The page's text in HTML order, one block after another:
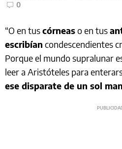
0
“O en tuscórneaso en tus
escribían condescendientes
Porque el mundo supralunar
leer a Aristóteles para
ese disparate de un sol